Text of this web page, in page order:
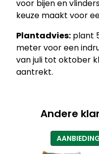
voor bijen en
keuze maakt voor
Plantadvies: plant
meter voor een
van juli tot oktober
aantrekt.
Andere